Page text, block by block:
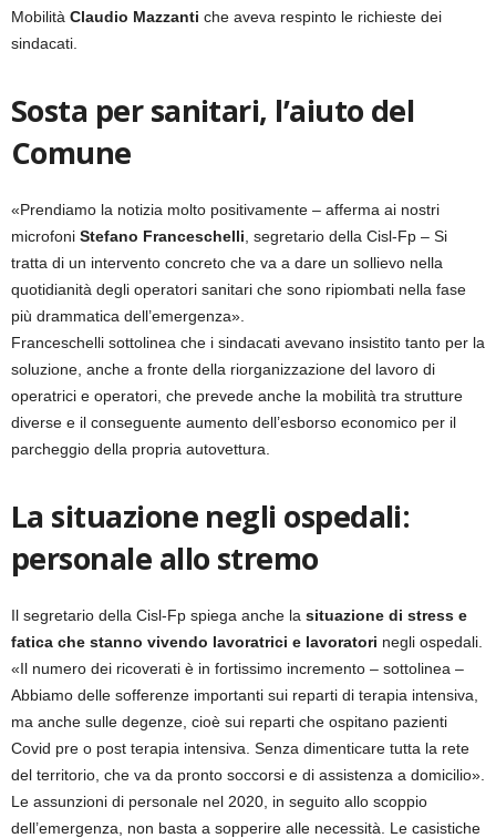
Mobilità Claudio Mazzanti che aveva respinto le richieste dei
sindacati.
Sosta per sanitari, l’aiuto del
Comune
«Prendiamo la notizia molto positivamente – afferma ai nostri
microfoni Stefano Franceschelli , segretario della Cisl-Fp – Si
tratta di un intervento concreto che va a dare un sollievo nella
quotidianità degli operatori sanitari che sono ripiombati nella fase
più drammatica dell’emergenza».
Franceschelli sottolinea che i sindacati avevano insistito tanto per la
soluzione, anche a fronte della riorganizzazione del lavoro di
operatrici e operatori, che prevede anche la mobilità tra strutture
diverse e il conseguente aumento dell’esborso economico per il
parcheggio della propria autovettura.
La situazione negli ospedali:
personale allo stremo
Il segretario della Cisl-Fp spiega anche la situazione di stress e
fatica che stanno vivendo lavoratrici e lavoratori negli ospedali.
«Il numero dei ricoverati è in fortissimo incremento – sottolinea –
Abbiamo delle sofferenze importanti sui reparti di terapia intensiva,
ma anche sulle degenze, cioè sui reparti che ospitano pazienti
Covid pre o post terapia intensiva. Senza dimenticare tutta la rete
del territorio, che va da pronto soccorsi e di assistenza a domicilio».
Le assunzioni di personale nel 2020, in seguito allo scoppio
dell’emergenza, non basta a sopperire alle necessità. Le casistiche